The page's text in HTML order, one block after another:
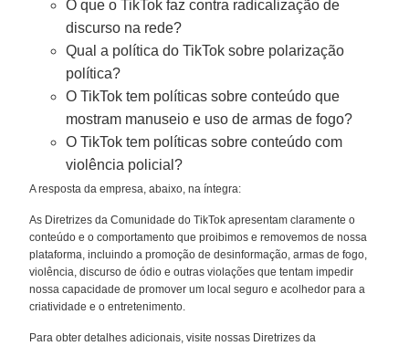
O que o TikTok faz contra radicalização de
discurso na rede?
Qual a política do TikTok sobre polarização
política?
O TikTok tem políticas sobre conteúdo que
mostram manuseio e uso de armas de fogo?
O TikTok tem políticas sobre conteúdo com
violência policial?
A resposta da empresa, abaixo, na íntegra:
As Diretrizes da Comunidade do TikTok apresentam claramente o
conteúdo e o comportamento que proibimos e removemos de nossa
plataforma, incluindo a promoção de desinformação, armas de fogo,
violência, discurso de ódio e outras violações que tentam impedir
nossa capacidade de promover um local seguro e acolhedor para a
criatividade e o entretenimento.
Para obter detalhes adicionais, visite nossas Diretrizes da